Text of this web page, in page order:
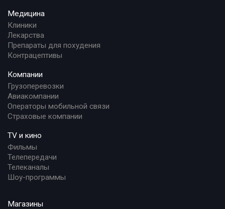
Медицина
Клиники
Лекарства
Препараты для похудения
Контрацептивы
Компании
Грузоперевозки
Авиакомпании
Операторы мобильной связи
Страховые компании
TV и кино
Фильмы
Телепередачи
Телеканалы
Шоу-программы
Магазины